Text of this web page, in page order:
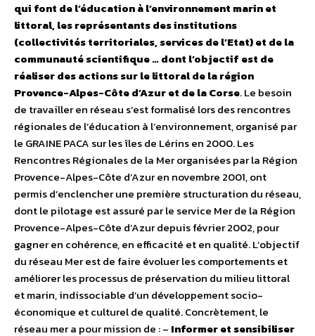
qui font de l’éducation à l’environnement marin et
littoral, les représentants des institutions
(collectivités territoriales, services de l’Etat) et de la
communauté scientifique … dont l’objectif est de
réaliser des actions sur le littoral de la région
Provence-Alpes-Côte d’Azur et de la Corse. Le besoin
de travailler en réseau s’est formalisé lors des rencontres
régionales de l’éducation à l’environnement, organisé par
le GRAINE PACA sur les îles de Lérins en 2000. Les
Rencontres Régionales de la Mer organisées par la Région
Provence-Alpes-Côte d’Azur en novembre 2001, ont
permis d’enclencher une première structuration du réseau,
dont le pilotage est assuré par le service Mer de la Région
Provence-Alpes-Côte d’Azur depuis février 2002, pour
gagner en cohérence, en efficacité et en qualité. L’objectif
du réseau Mer est de faire évoluer les comportements et
améliorer les processus de préservation du milieu littoral
et marin, indissociable d’un développement socio-
économique et culturel de qualité. Concrètement, le
réseau mer a pour mission de : – Informer et sensibiliser